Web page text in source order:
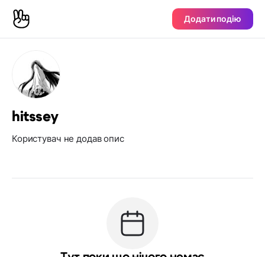
Додати подію
hitssey
Користувач не додав опис